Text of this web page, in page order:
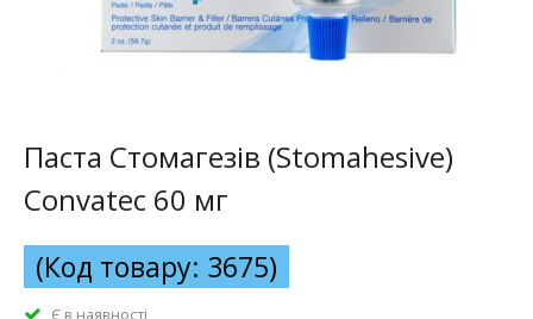
Паста Стомагезів (Stomahesive)
Convatec 60 мг
(Код товару: 3675)
Є в наявності